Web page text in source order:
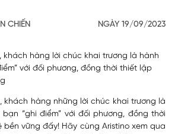
CHIẾN NGÀY 19/09/2023
khách hàng lời chúc khai trương là hành
với đối phương, đồng thời thiết lập
khách hàng những lời chúc khai trương là
“ghi điểm” với đối phương, đồng thời
bền vững đấy! Hãy cùng Aristinoxem qua